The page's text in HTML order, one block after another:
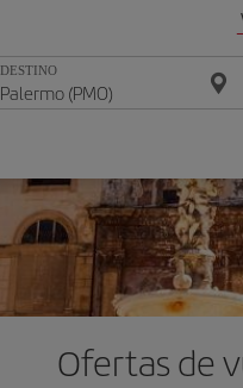
DESTINO
Ofertas de